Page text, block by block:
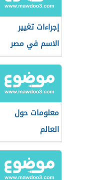
إجراءات تغيير
الاسم في مصر
معلومات حول
العالم